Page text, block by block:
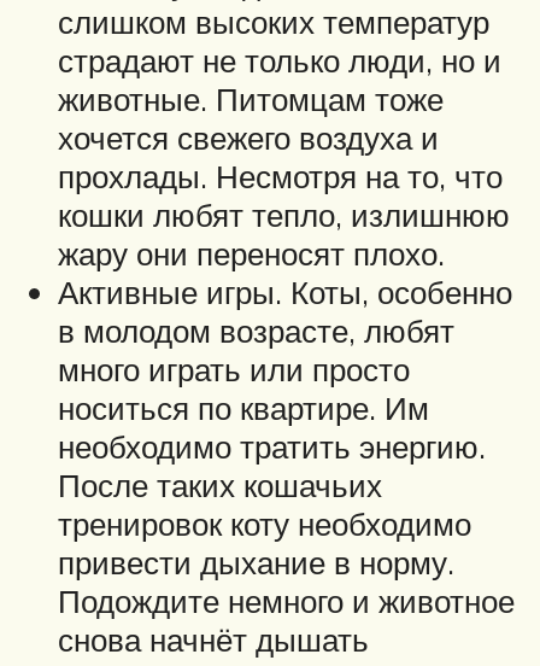
слишком высоких температур
страдают не только люди, но и
животные. Питомцам тоже
хочется свежего воздуха и
прохлады. Несмотря на то, что
кошки любят тепло, излишнюю
жару они переносят плохо.
Активные игры. Коты, особенно
в молодом возрасте, любят
много играть или просто
носиться по квартире. Им
необходимо тратить энергию.
После таких кошачьих
тренировок коту необходимо
привести дыхание в норму.
Подождите немного и животное
снова начнёт дышать